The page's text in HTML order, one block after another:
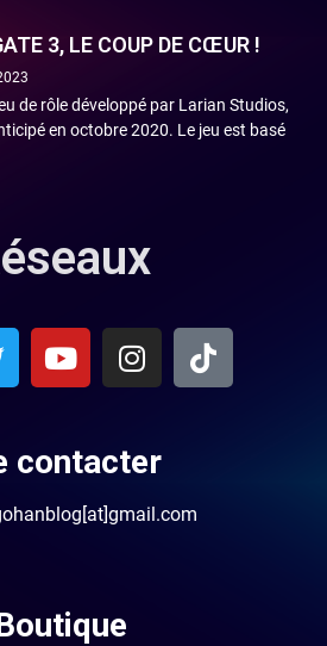
3, LE COUP DE CŒUR !
de rôle développé par Larian Studios,
en octobre 2020. Le jeu est basé
contacter